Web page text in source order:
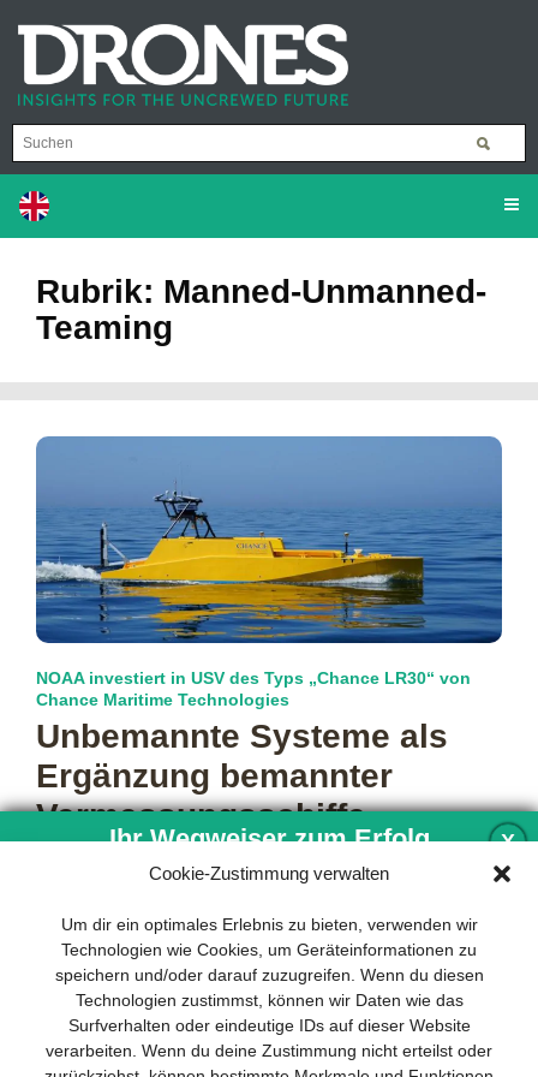
Cookie-Zustimmung verwalten
Um dir ein optimales Erlebnis zu bieten, verwenden wir
Technologien wie Cookies, um Geräteinformationen zu
speichern und/oder darauf zuzugreifen. Wenn du diesen
Technologien zustimmst, können wir Daten wie das
Surfverhalten oder eindeutige IDs auf dieser Website
verarbeiten. Wenn du deine Zustimmung nicht erteilst oder
Rubrik: Manned-Unmanned-
Teaming
NOAA investiert in USV des Typs „Chance LR30“ von
Chance Maritime Technologies
Unbemannte Systeme als
Ergänzung bemannter
Vermessungsschiffe
NOAA (National Oceanic and Atmospheric Administration)
mehr…
X
Ihr Wegweiser zum Erfolg
nachhaltigen Geschäftsmodells sind für
jedes Unternehmen unverzichtbar. Das
Business Model Canvas hilft, sich dabei
auf das Wesentliche zu konzentrieren
und stets im Blick zu behalten, worauf es
wirklich ankommt.